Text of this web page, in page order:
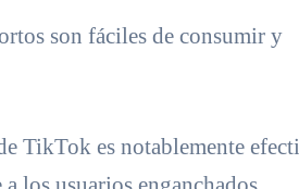
son fáciles de consumir y
TikTok es notablemente